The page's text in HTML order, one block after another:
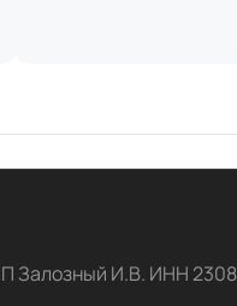
Залозный И.В. ИНН